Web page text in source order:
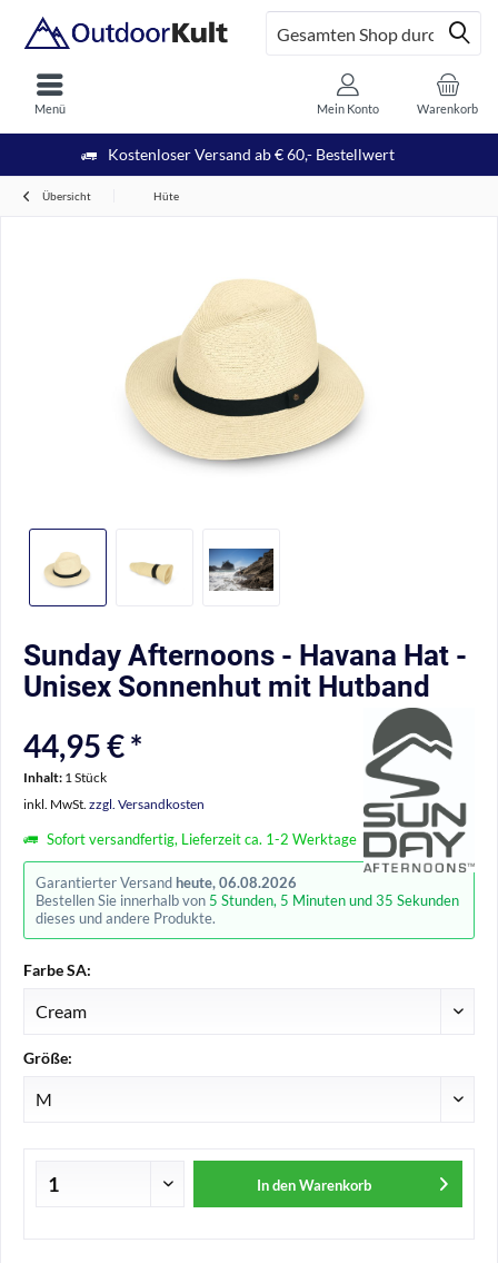
Kostenloser Versand ab € 60,- Bestellwert
Menü Warenkorb
Mein Konto
Übersicht Hüte
Sunday Afternoons - Havana Hat -
Unisex Sonnenhut mit Hutband
44,95 € *
Inhalt: 1 Stück
inkl. MwSt. zzgl. Versandkosten
Sofort versandfertig, Lieferzeit ca. 1-2 Werktage
Garantierter Versand heute, 06.08.2026
Bestellen Sie innerhalb von 5 Stunden, 5 Minuten und 35 Sekunden
dieses und andere Produkte.
Farbe SA:
Größe:
In den Warenkorb